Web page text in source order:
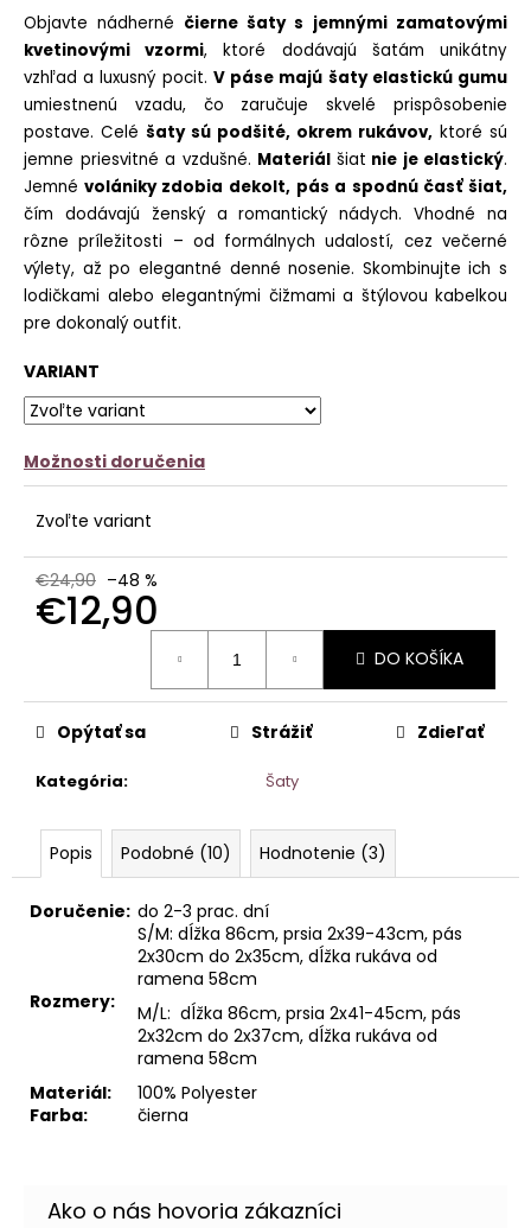
5
hviezdičiek.
Objavte nádherné čierne šaty s jemnými zamatovými
kvetinovými vzormi, ktoré dodávajú šatám unikátny
vzhľad a luxusný pocit. V páse majú šaty elastickú gumu
umiestnenú vzadu, čo zaručuje skvelé prispôsobenie
postave. Celé šaty sú podšité, okrem rukávov, ktoré sú
jemne priesvitné a vzdušné. Materiál šiat nie je elastický.
Jemné volániky zdobia dekolt, pás a spodnú časť šiat,
čím dodávajú ženský a romantický nádych. Vhodné na
rôzne príležitosti – od formálnych udalostí, cez večerné
výlety, až po elegantné denné nosenie. Skombinujte ich s
lodičkami alebo elegantnými čižmami a štýlovou kabelkou
pre dokonalý outfit.
VARIANT
Možnosti doručenia
Zvoľte variant
€24,90 –48 %
€12,90
DO KOŠÍKA
Kategória: Šaty
Opýtať sa Strážiť Zdieľať
Popis Podobné (10) Hodnotenie (3)
Doručenie: do 2-3 prac. dní
Rozmery:
S/M: dĺžka 86cm, prsia 2x39-43cm, pás
2x30cm do 2x35cm, dĺžka rukáva od
ramena 58cm
M/L: dĺžka 86cm, prsia 2x41-45cm, pás
2x32cm do 2x37cm, dĺžka rukáva od
ramena 58cm
Materiál:
100% Polyester
Farba:
čierna
a
m
e
PANČUCHY
NUENO
€12,90